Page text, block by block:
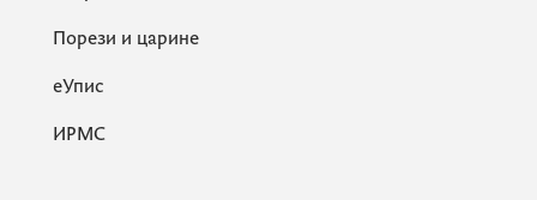
Порези и царине
eУпис
ИРМС